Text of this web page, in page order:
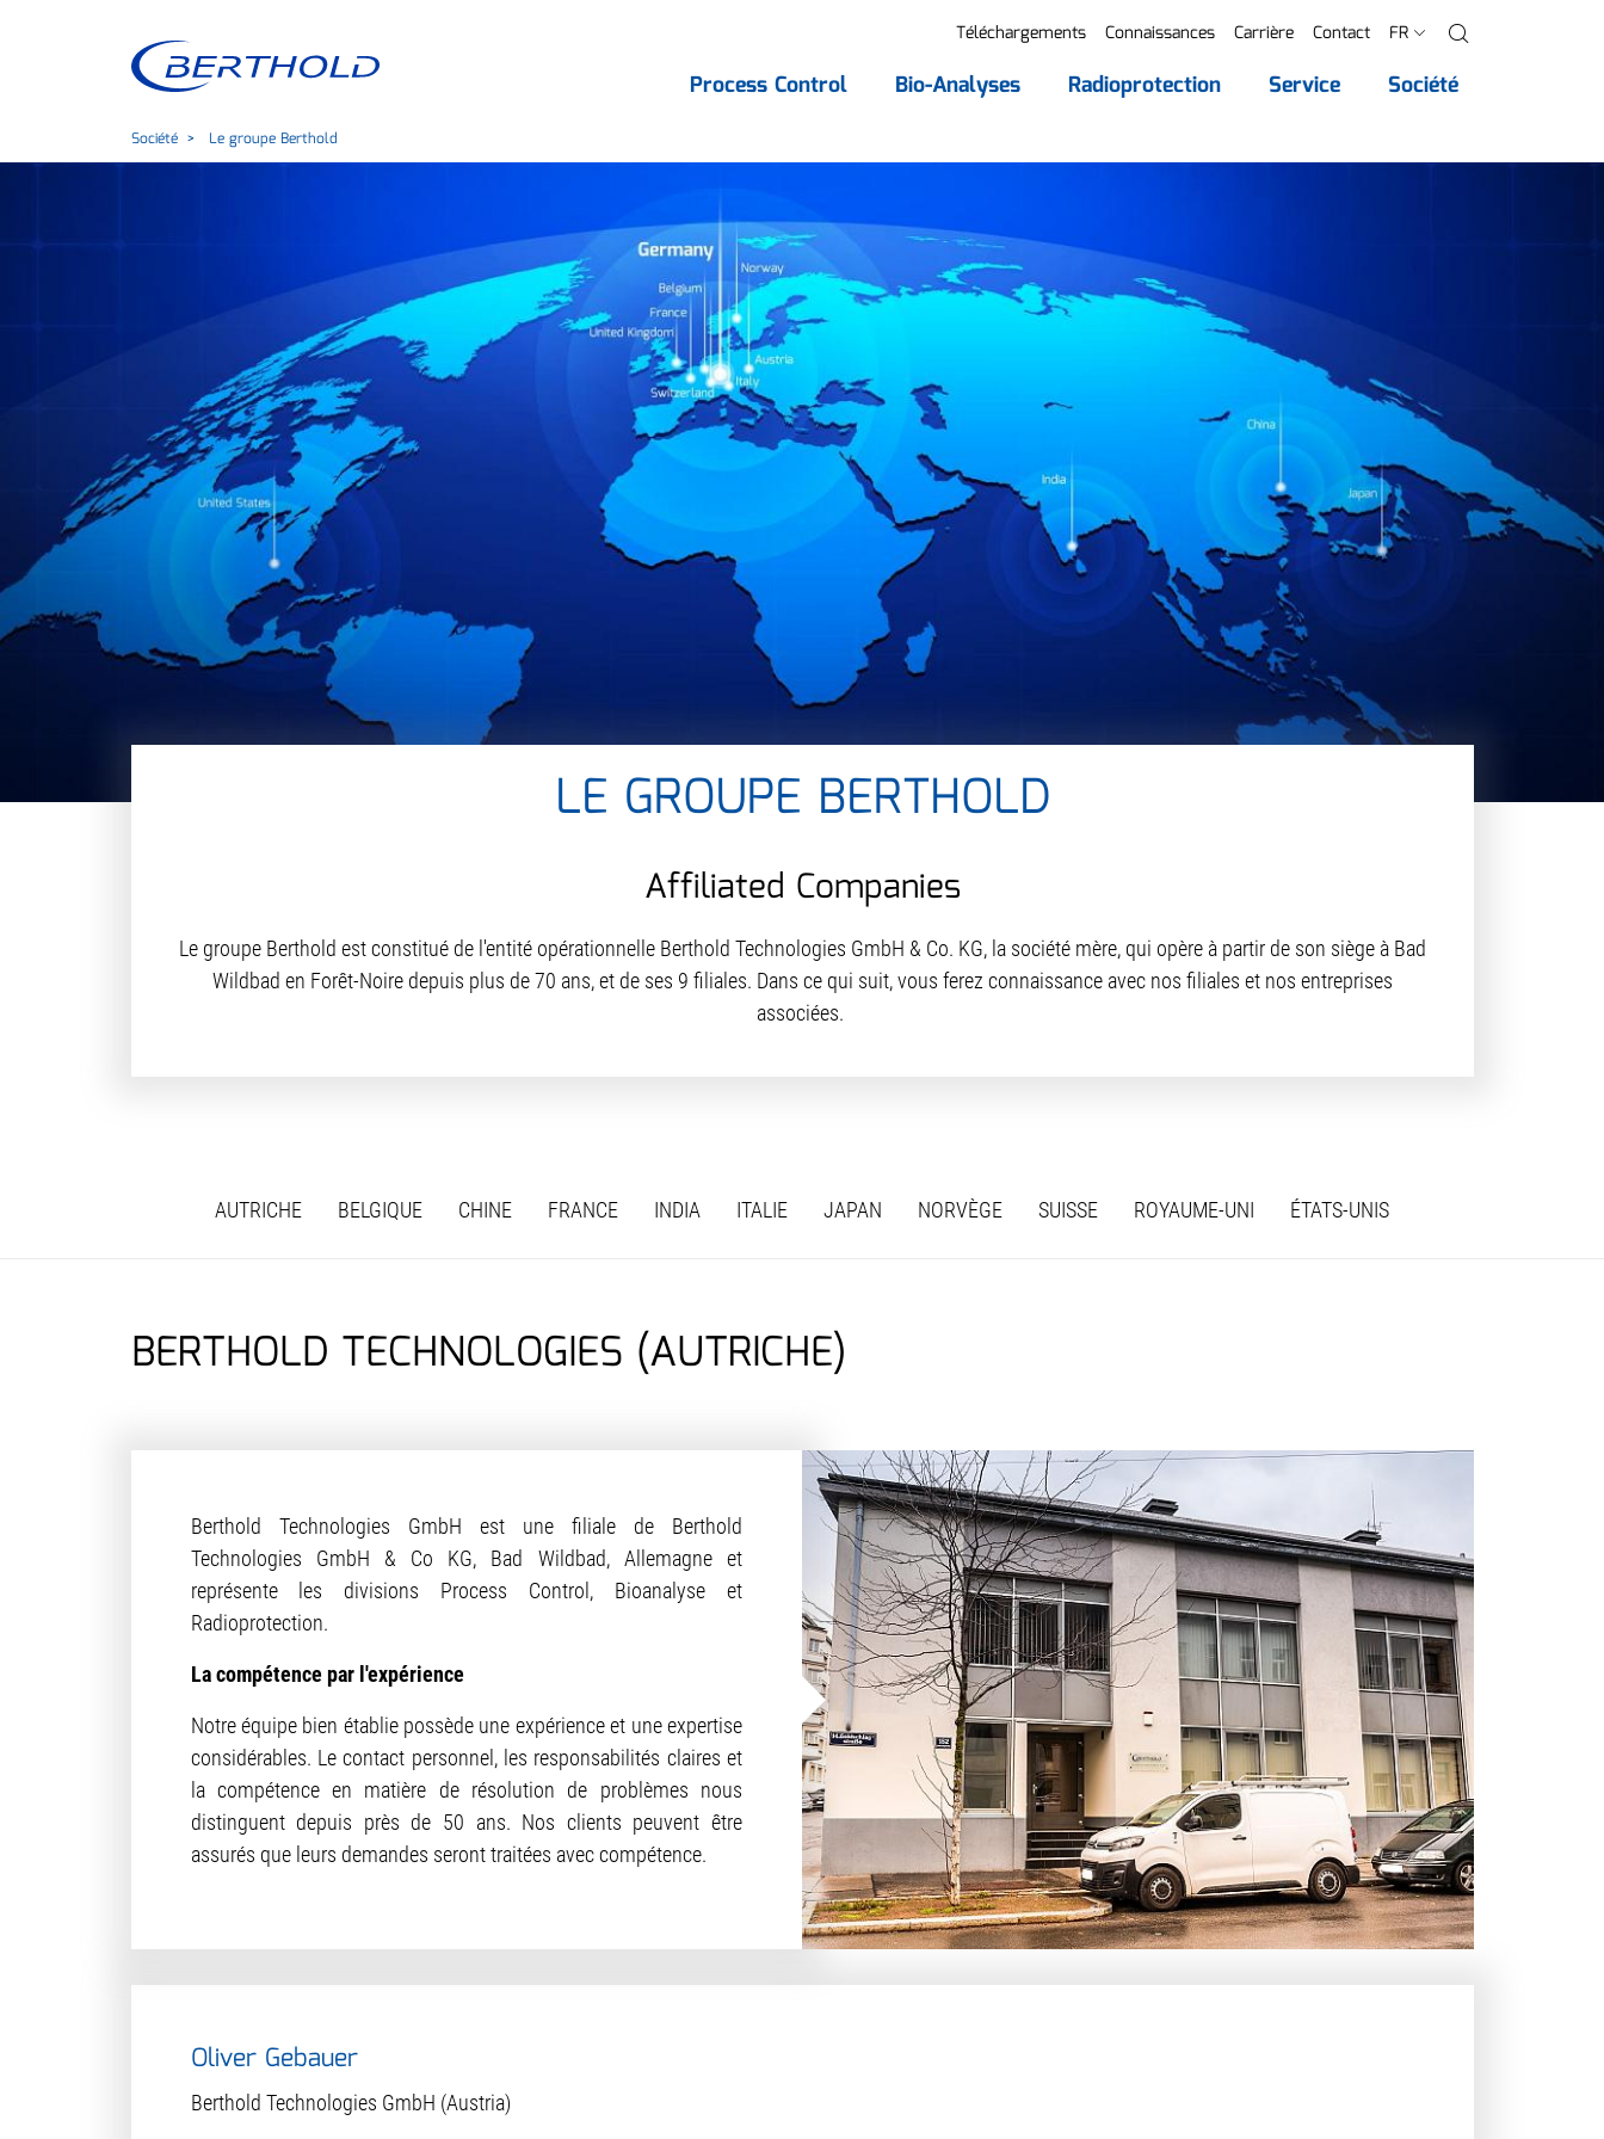
Téléchargements Connaissances Carrière Contact FR
Process Control Bio-Analyses Radioprotection Service Société
Société Le groupe Berthold
LE GROUPE BERTHOLD
Affiliated Companies
Le groupe Berthold est constitué de l'entité opérationnelle Berthold Technologies GmbH & Co. KG, la société mère, qui opère à partir de son siège à Bad
Wildbad en Forêt-Noire depuis plus de 70 ans, et de ses 9 filiales. Dans ce qui suit, vous ferez connaissance avec nos filiales et nos entreprises
associées.
AUTRICHE BELGIQUE CHINE FRANCE INDIA ITALIE JAPAN NORVÈGE SUISSE ROYAUME-UNI ÉTATS-UNIS
BERTHOLD TECHNOLOGIES (AUTRICHE)
Berthold Technologies GmbH est une filiale de Berthold
Technologies GmbH & Co KG, Bad Wildbad, Allemagne et
représente les divisions Process Control, Bioanalyse et
Radioprotection.
La compétence par l'expérience
Notre équipe bien établie possède une expérience et une expertise
considérables. Le contact personnel, les responsabilités claires et
la compétence en matière de résolution de problèmes nous
distinguent depuis près de 50 ans. Nos clients peuvent être
assurés que leurs demandes seront traitées avec compétence.
Oliver Gebauer
Berthold Technologies GmbH (Austria)